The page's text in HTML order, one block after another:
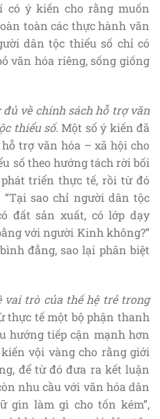
có ý kiến cho rằng muốn
toàn các thực hành văn
dân tộc thiểu số chỉ có
văn hóa riêng, sống giống
về chính sách hỗ trợ văn
thiểu số. Một số ý kiến đã
trợ văn hóa – xã hội cho
số theo hướng tách rời bối
triển thực tế, rồi từ đó
sao chỉ người dân tộc
đất sản xuất, có lớp dạy
với người Kinh không?”
đẳng, sao lại phân biệt
vai trò của thế hệ trẻ trong
thực tế một bộ phận thanh
hướng tiếp cận mạnh hơn
vội vàng cho rằng giới
để từ đó đưa ra kết luận
nhu cầu với văn hóa dân
gìn làm gì cho tốn kém”,